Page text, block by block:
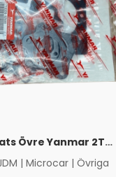
Packningssats Övre Yanmar 2TNE68
| Microcar | Övriga